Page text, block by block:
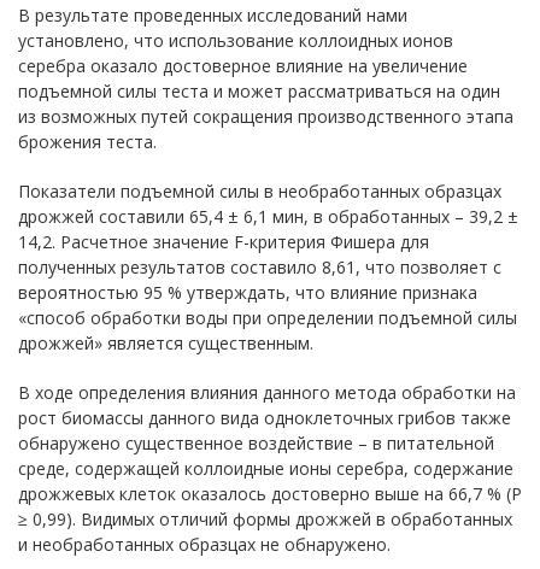
В результате проведенных исследований нами
установлено, что использование коллоидных ионов
серебра оказало достоверное влияние на увеличение
подъемной силы теста и может рассматриваться на один
из возможных путей сокращения производственного этапа
брожения теста.
Показатели подъемной силы в необработанных образцах
дрожжей составили 65,4 ± 6,1 мин, в обработанных – 39,2 ±
14,2. Расчетное значение F-критерия Фишера для
полученных результатов составило 8,61, что позволяет с
вероятностью 95 % утверждать, что влияние признака
«способ обработки воды при определении подъемной силы
дрожжей» является существенным.
В ходе определения влияния данного метода обработки на
рост биомассы данного вида одноклеточных грибов также
обнаружено существенное воздействие – в питательной
среде, содержащей коллоидные ионы серебра, содержание
дрожжевых клеток оказалось достоверно выше на 66,7 % (Р
≥ 0,99). Видимых отличий формы дрожжей в обработанных
и необработанных образцах не обнаружено.